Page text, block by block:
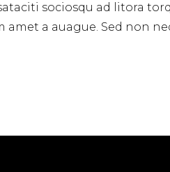
sociosqu ad litora
amet a auague. Sed non